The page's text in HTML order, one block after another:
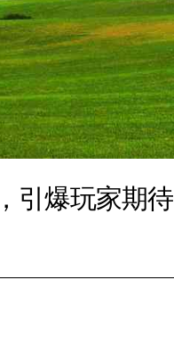
引爆玩家期待